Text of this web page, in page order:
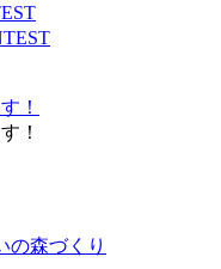
の森づくり